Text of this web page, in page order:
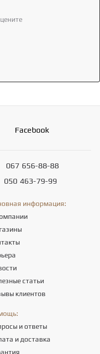
Facebook
067 656-88-88
050 463-79-99
информация:
статьи
клиентов
и ответы
и доставка